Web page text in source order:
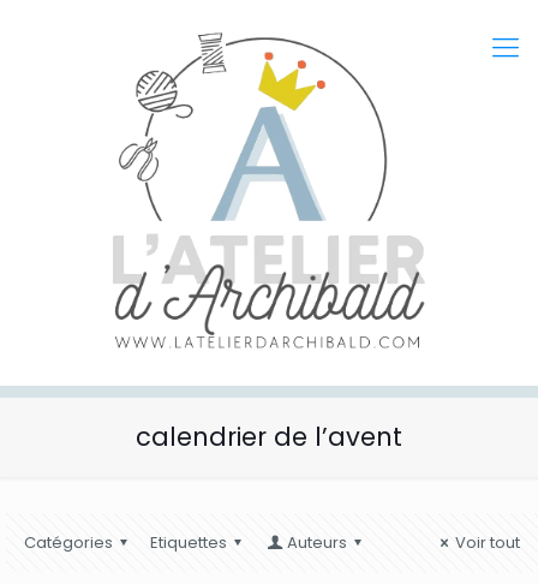
calendrier de l’avent
Catégories Etiquettes Auteurs Voir tout